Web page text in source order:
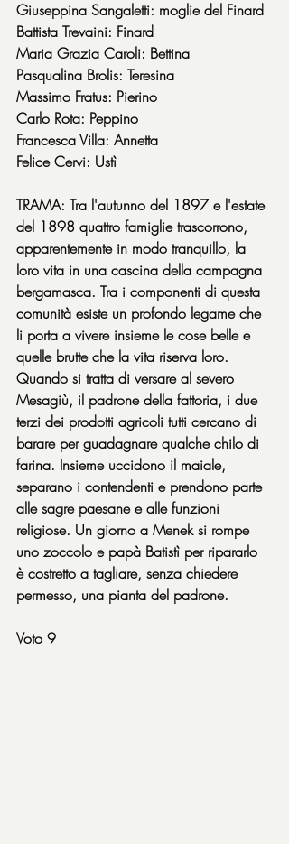
Giuseppina Sangaletti: moglie del Finard
Battista Trevaini: Finard
Maria Grazia Caroli: Bettina
Pasqualina Brolis: Teresina
Massimo Fratus: Pierino
Carlo Rota: Peppino
Francesca Villa: Annetta
Felice Cervi: Ustì
TRAMA: Tra l'autunno del 1897 e l'estate
del 1898 quattro famiglie trascorrono,
apparentemente in modo tranquillo, la
loro vita in una cascina della campagna
bergamasca. Tra i componenti di questa
comunità esiste un profondo legame che
li porta a vivere insieme le cose belle e
quelle brutte che la vita riserva loro.
Quando si tratta di versare al severo
Mesagiù, il padrone della fattoria, i due
terzi dei prodotti agricoli tutti cercano di
barare per guadagnare qualche chilo di
farina. Insieme uccidono il maiale,
separano i contendenti e prendono parte
alle sagre paesane e alle funzioni
religiose. Un giorno a Menek si rompe
uno zoccolo e papà Batistì per ripararlo
è costretto a tagliare, senza chiedere
permesso, una pianta del padrone.
Voto 9